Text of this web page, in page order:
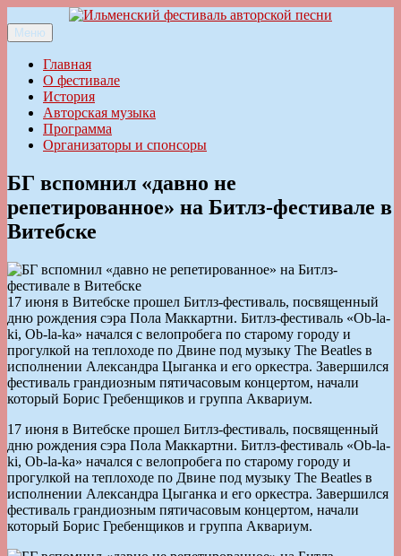
к
содержимому
Ильменский фестиваль авторской песни
Меню
Главная
О фестивале
История
Авторская музыка
Программа
Организаторы и спонсоры
БГ вспомнил «давно не
репетированное» на Битлз-фестивале в
Витебске
17 июня в Витебске прошел Битлз-фестиваль, посвященный
дню рождения сэра Пола Маккартни. Битлз-фестиваль «Ob-la-
ki, Ob-la-ka» начался с велопробега по старому городу и
прогулкой на теплоходе по Двине под музыку The Beatles в
исполнении Александра Цыганка и его оркестра. Завершился
фестиваль грандиозным пятичасовым концертом, начали
который Борис Гребенщиков и группа Аквариум.
17 июня в Витебске прошел Битлз-фестиваль, посвященный
дню рождения сэра Пола Маккартни. Битлз-фестиваль «Ob-la-
ki, Ob-la-ka» начался с велопробега по старому городу и
прогулкой на теплоходе по Двине под музыку The Beatles в
исполнении Александра Цыганка и его оркестра. Завершился
фестиваль грандиозным пятичасовым концертом, начали
который Борис Гребенщиков и группа Аквариум.